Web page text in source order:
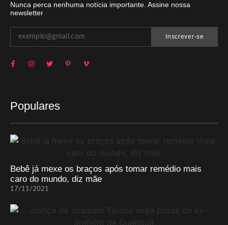
Nunca perca nenhuma notícia importante. Assine nossa
newsletter
Inscrever-se
Populares
Bebê já mexe os braços após tomar remédio mais
caro do mundo, diz mãe
17/11/2021